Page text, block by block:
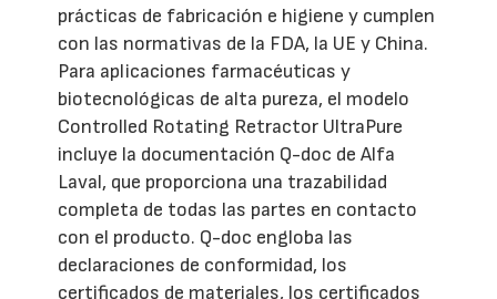
prácticas de fabricación e higiene y cumplen
con las normativas de la FDA, la UE y China.
Para aplicaciones farmacéuticas y
biotecnológicas de alta pureza, el modelo
Controlled Rotating Retractor UltraPure
incluye la documentación Q-doc de Alfa
Laval, que proporciona una trazabilidad
completa de todas las partes en contacto
con el producto. Q-doc engloba las
declaraciones de conformidad, los
certificados de materiales, los certificados